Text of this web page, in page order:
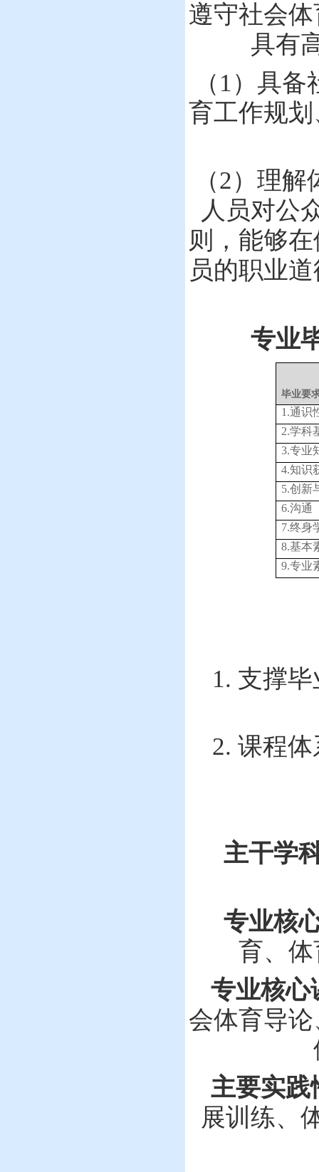
遵守社会
具有
（ 1） 具备
育工作规划
（2） 理解
人员对公
则
， 能够
员的职业
专业
毕业要
1.通识
2.学科
3.专业
4.知识
5.创新
6.沟通
7.终身
8.基本
9.专业
1. 支撑
2. 课程
主干学
专业核
育、
专业核心
会体育导
主要实践
展训练、